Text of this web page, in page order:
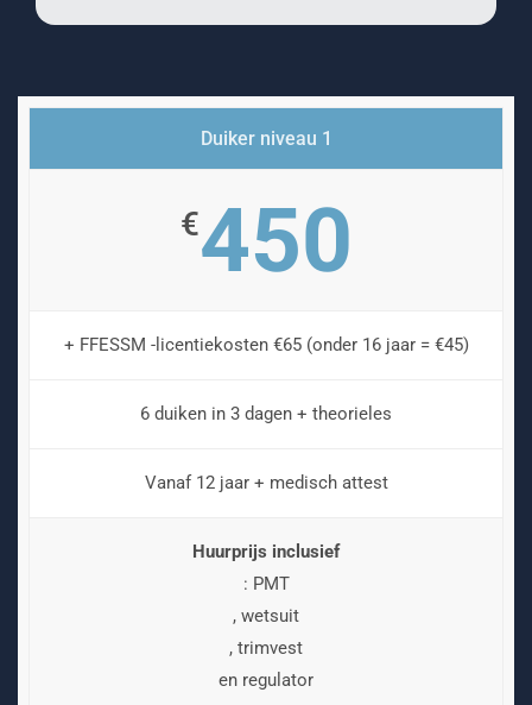
Duiker niveau 1
€450
+ FFESSM -licentiekosten €65 (onder 16 jaar = €45)
6 duiken in 3 dagen + theorieles
Vanaf 12 jaar + medisch attest
Huurprijs inclusief
: PMT
, wetsuit
, trimvest
en regulator